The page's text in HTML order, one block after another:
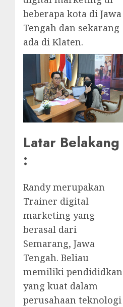
beberapa kota di Jawa
Tengah dan sekarang
ada di Klaten.
Latar Belakang
:
Randy merupakan
Trainer digital
marketing yang
berasal dari
Semarang, Jawa
Tengah. Beliau
memiliki pendididkan
yang kuat dalam
perusahaan teknologi